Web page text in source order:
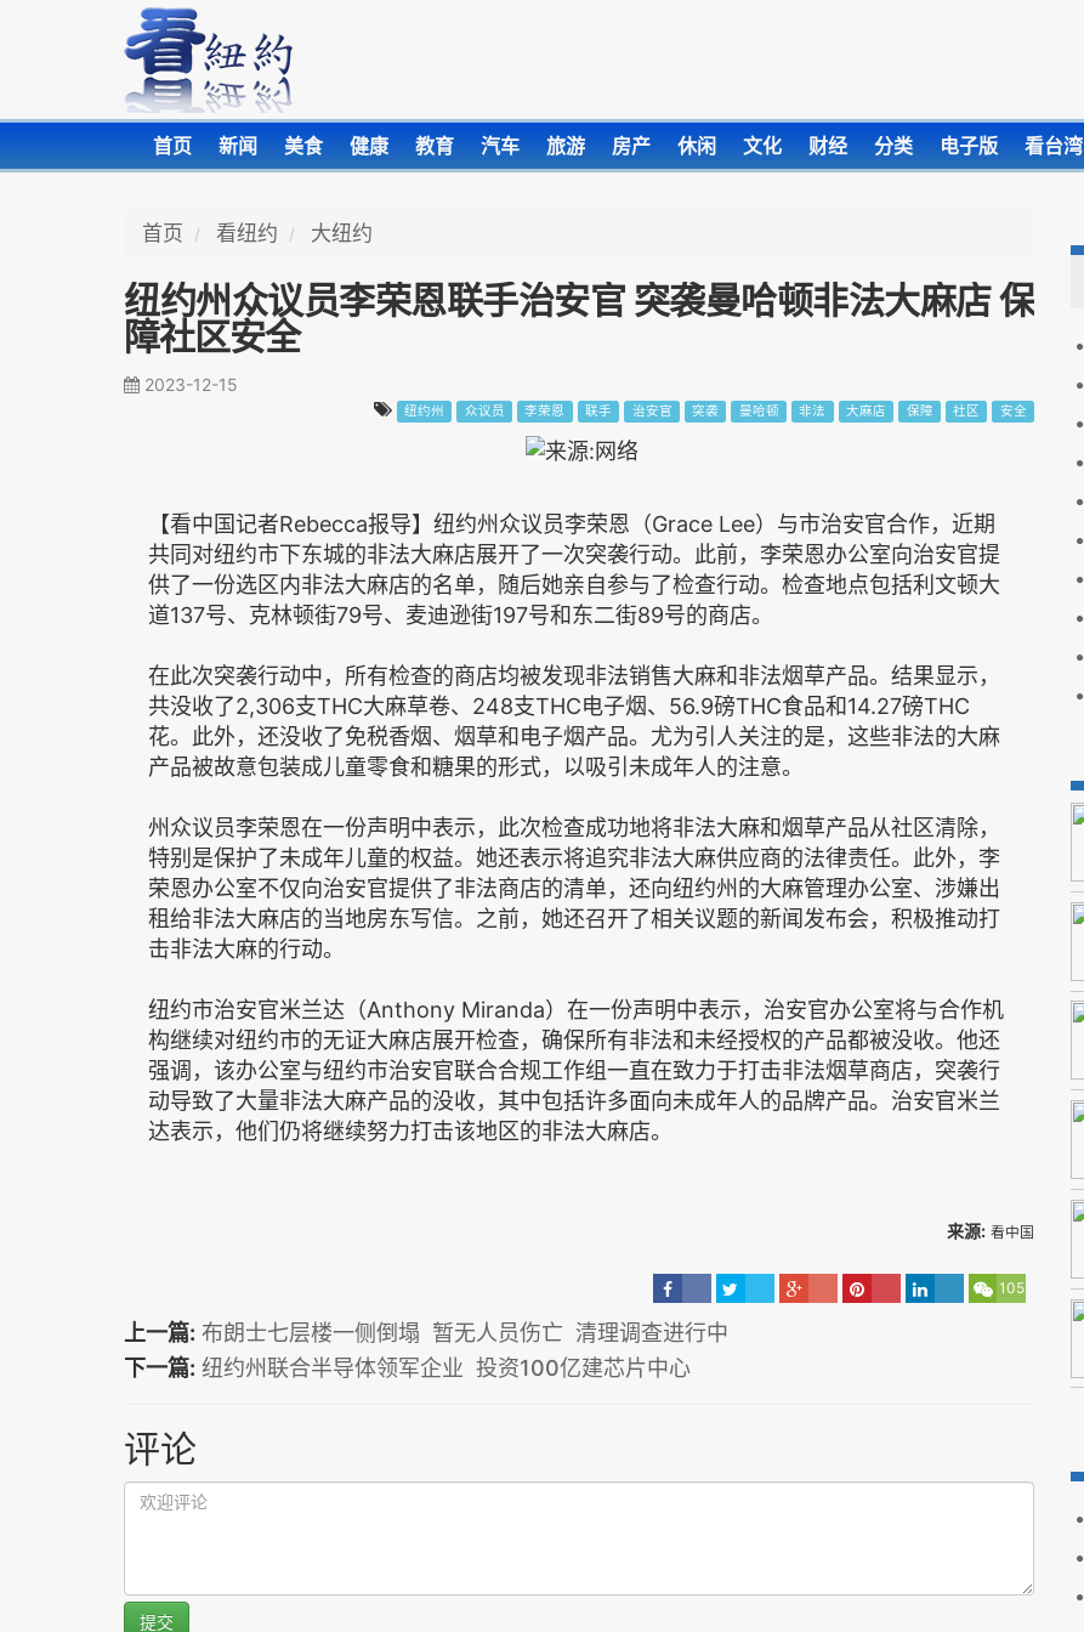
首页 新闻 美食 健康 教育 汽车 旅游 房产 休闲 文化 财经 分类 电子版 看台湾
首页 看纽约 大纽约
纽约州众议员李荣恩联手治安官 突袭曼哈顿非法大麻店 保
障社区安全
2023-12-15
纽约州 众议员 李荣恩 联手 治安官 突袭 曼哈顿 非法 大麻店 保障 社区 安全
【看中国记者Rebecca报导】纽约州众议员李荣恩（Grace Lee）与市治安官合作，近期
共同对纽约市下东城的非法大麻店展开了一次突袭行动。此前，李荣恩办公室向治安官提
供了一份选区内非法大麻店的名单，随后她亲自参与了检查行动。检查地点包括利文顿大
道137号、克林顿街79号、麦迪逊街197号和东二街89号的商店。
在此次突袭行动中，所有检查的商店均被发现非法销售大麻和非法烟草产品。结果显示，
共没收了2,306支THC大麻草卷、248支THC电子烟、56.9磅THC食品和14.27磅THC
花。此外，还没收了免税香烟、烟草和电子烟产品。尤为引人关注的是，这些非法的大麻
产品被故意包装成儿童零食和糖果的形式，以吸引未成年人的注意。
州众议员李荣恩在一份声明中表示，此次检查成功地将非法大麻和烟草产品从社区清除，
特别是保护了未成年儿童的权益。她还表示将追究非法大麻供应商的法律责任。此外，李
荣恩办公室不仅向治安官提供了非法商店的清单，还向纽约州的大麻管理办公室、涉嫌出
租给非法大麻店的当地房东写信。之前，她还召开了相关议题的新闻发布会，积极推动打
击非法大麻的行动。
纽约市治安官米兰达（Anthony Miranda）在一份声明中表示，治安官办公室将与合作机
构继续对纽约市的无证大麻店展开检查，确保所有非法和未经授权的产品都被没收。他还
强调，该办公室与纽约市治安官联合合规工作组一直在致力于打击非法烟草商店，突袭行
动导致了大量非法大麻产品的没收，其中包括许多面向未成年人的品牌产品。治安官米兰
达表示，他们仍将继续努力打击该地区的非法大麻店。
来源: 看中国
105
上一篇: 布朗士七层楼一侧倒塌 暂无人员伤亡 清理调查进行中
下一篇: 纽约州联合半导体领军企业 投资100亿建芯片中心
评论
提交